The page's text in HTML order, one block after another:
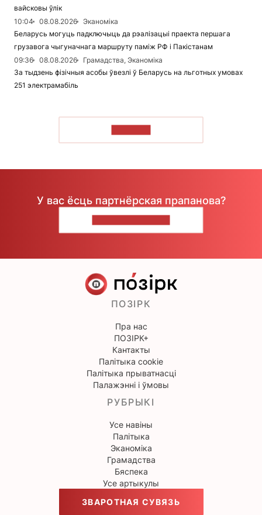
вайсковы ўлік
10:04
08.08.2026
Эканоміка
Беларусь могуць падключыць да рэалізацыі праекта першага
грузавога чыгуначнага маршруту паміж РФ і Пакістанам
09:36
08.08.2026
Грамадства, Эканоміка
За тыдзень фізічныя асобы ўвезлі ў Беларусь на льготных умовах
251 электрамабіль
У вас ёсць партнёрская прапанова?
ПОЗІРК
Пра нас
ПОЗІРК+
Кантакты
Палітыка cookie
Палітыка прыватнасці
Палажэнні і ўмовы
РУБРЫКІ
Усе навіны
Палітыка
Эканоміка
Грамадства
Бяспека
Усе артыкулы
ЗВАРОТНАЯ СУВЯЗЬ